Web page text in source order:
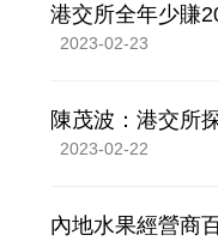
港交所全年少賺
2023-02-23
陳茂波：港交所
2023-02-22
內地水果經營商